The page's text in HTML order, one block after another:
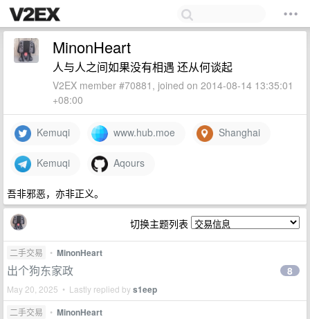
MinonHeart
人与人之间如果没有相遇 还从何谈起
V2EX member #70881, joined on 2014-08-14 13:35:01
+08:00
Kemuqi www.hub.moe Shanghai
Kemuqi Aqours
吾非邪恶，亦非正义。
切换主题列表
二手交易 • MinonHeart
出个狗东家政
May 20, 2025 • Lastly replied bys1eep
8
二手交易 • MinonHeart